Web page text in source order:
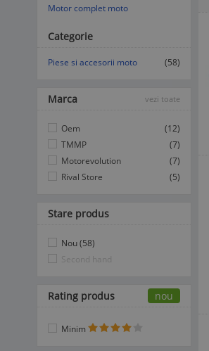
Motor complet moto
Categorie
Piese si accesorii moto (58)
Marca vezi toate
Oem
(12)
TMMP
(7)
Motorevolution
(7)
Rival Store
(5)
Stare produs
Nou (58)
Second hand
Rating produs nou
Minim